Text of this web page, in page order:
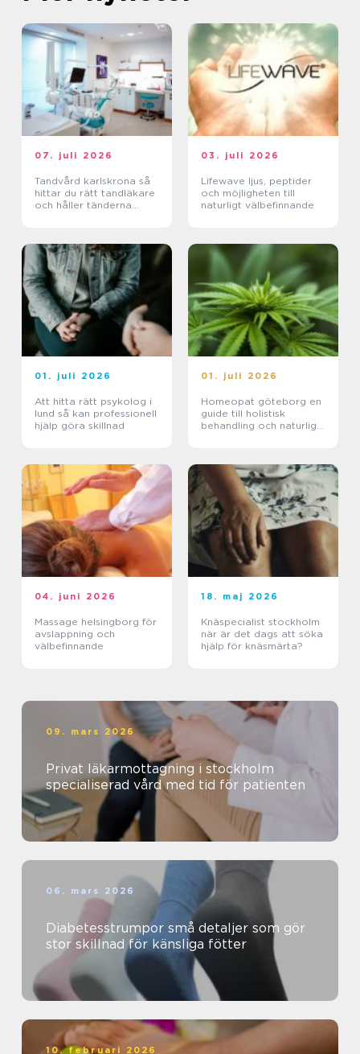
07. juli 2026
Tandvård karlskrona så
hittar du rätt tandläkare
och håller tänderna
03. juli 2026
Lifewave ljus, peptider
och möjligheten till
naturligt välbefinnande
01. juli 2026
Att hitta rätt psykolog i
lund så kan professionell
hjälp göra skillnad
01. juli 2026
Homeopat göteborg en
guide till holistisk
behandling och naturlig
04. juni 2026
Massage helsingborg för
avslappning och
välbefinnande
18. maj 2026
Knäspecialist stockholm
när är det dags att söka
hjälp för knäsmärta?
09. mars 2026
Privat läkarmottagning i stockholm
specialiserad vård med tid för patienten
06. mars 2026
Diabetesstrumpor små detaljer som gör
stor skillnad för känsliga fötter
10. februari 2026